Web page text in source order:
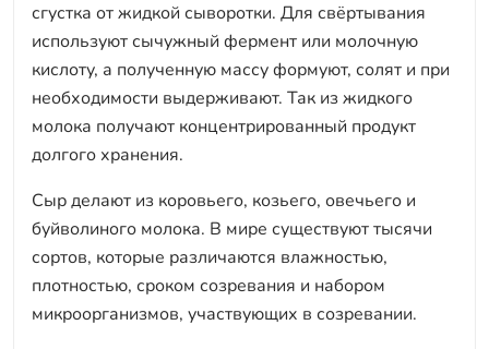
сгустка от жидкой сыворотки. Для свёртывания
используют сычужный фермент или молочную
кислоту, а полученную массу формуют, солят и при
необходимости выдерживают. Так из жидкого
молока получают концентрированный продукт
долгого хранения.
Сыр делают из коровьего, козьего, овечьего и
буйволиного молока. В мире существуют тысячи
сортов, которые различаются влажностью,
плотностью, сроком созревания и набором
микроорганизмов, участвующих в созревании.